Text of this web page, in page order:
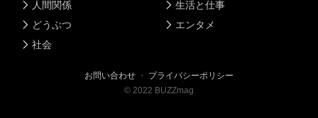
人間関係
どうぶつ
社会
生活と仕事
エンタメ
お問い合わせ ・ プライバシーポリシー
© 2022 BUZZmag